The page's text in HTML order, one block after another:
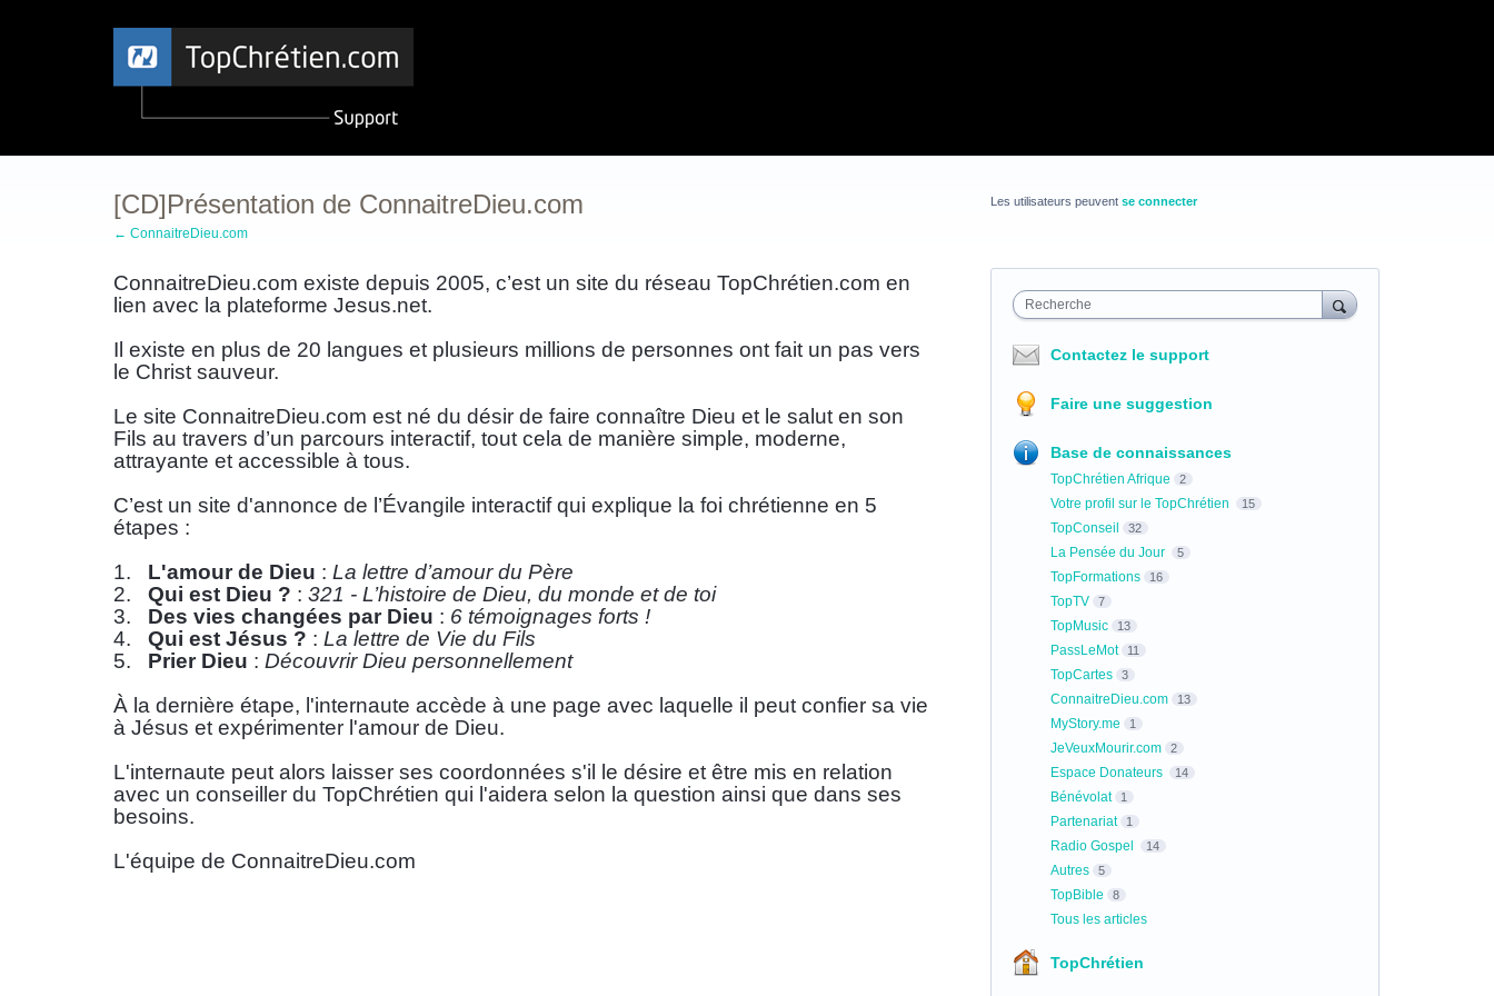
[CD]Présentation de ConnaitreDieu.com
← ConnaitreDieu.com
ConnaitreDieu.com existe depuis 2005, c’est un site du réseau TopChrétien.com en
lien avec la plateforme Jesus.net.
Il existe en plus de 20 langues et plusieurs millions de personnes ont fait un pas vers
le Christ sauveur.
Le site ConnaitreDieu.com est né du désir de faire connaître Dieu et le salut en son
Fils au travers d’un parcours interactif, tout cela de manière simple, moderne,
attrayante et accessible à tous.
C’est un site d'annonce de l’Évangile interactif qui explique la foi chrétienne en 5
étapes :
1. L'amour de Dieu : La lettre d’amour du Père
2. Qui est Dieu ? : 321 - L’histoire de Dieu, du monde et de toi
3. Des vies changées par Dieu : 6 témoignages forts !
4. Qui est Jésus ? : La lettre de Vie du Fils
5. Prier Dieu : Découvrir Dieu personnellement
À la dernière étape, l'internaute accède à une page avec laquelle il peut confier sa vie
à Jésus et expérimenter l'amour de Dieu.
L'internaute peut alors laisser ses coordonnées s'il le désire et être mis en relation
avec un conseiller du TopChrétien qui l'aidera selon la question ainsi que dans ses
besoins.
L'équipe de ConnaitreDieu.com
Les utilisateurs peuvent se connecter
Recherche
Contactez le support
Faire une suggestion
Base de connaissances
TopChrétien Afrique 2
Votre profil sur le TopChrétien 15
TopConseil 32
La Pensée du Jour 5
TopFormations 16
TopTV 7
TopMusic 13
PassLeMot 11
TopCartes 3
ConnaitreDieu.com 13
MyStory.me 1
JeVeuxMourir.com 2
Espace Donateurs 14
Bénévolat 1
Partenariat 1
Radio Gospel 14
Autres 5
TopBible 8
Tous les articles
TopChrétien